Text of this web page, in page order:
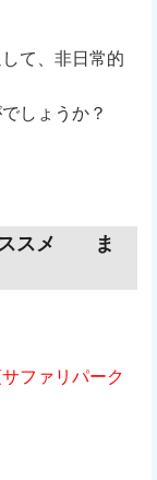
て、非日常的
しょうか？
ススメ ま
ファリパーク